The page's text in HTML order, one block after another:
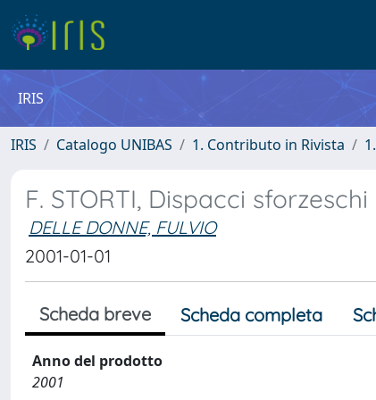
IRIS
IRIS Catalogo UNIBAS 1. Contributo in Rivista
F. STORTI, Dispacci
DELLE DONNE, FULVIO
2001-01-01
Scheda breve Scheda completa
Anno del prodotto
2001